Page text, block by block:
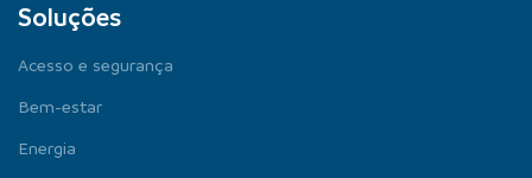
Soluções
Acesso e segurança
Bem-estar
Energia